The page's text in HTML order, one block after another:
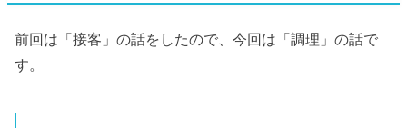
前回は「接客」の話をしたので、今回は「調理」の話で
す。